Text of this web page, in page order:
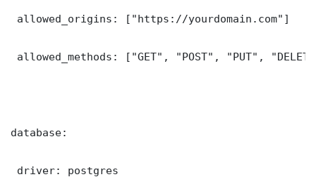
allowed_origins: ["https://yourdomain.com"]
allowed_methods: ["GET", "POST", "PUT",
database:
driver: postgres